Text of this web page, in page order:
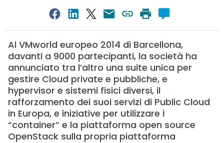
Al VMworld europeo 2014 di Barcellona,
davanti a 9000 partecipanti, la società ha
annunciato tra l’altro una suite unica per
gestire Cloud private e pubbliche, e
hypervisor e sistemi fisici diversi, il
rafforzamento dei suoi servizi di Public Cloud
in Europa, e iniziative per utilizzare i
“container” e la piattaforma open source
OpenStack sulla propria piattaforma